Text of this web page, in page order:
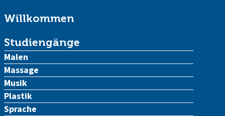
Willkommen
Studiengänge
Malen
Massage
Musik
Plastik
Sprache